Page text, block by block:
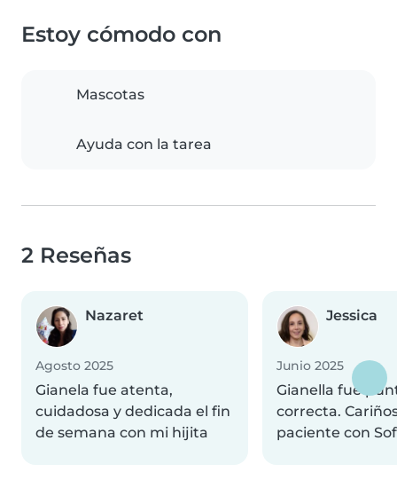
Estoy cómodo con
Mascotas
Ayuda con la tarea
2 Reseñas
Nazaret
Agosto 2025
Gianela fue atenta,
cuidadosa y dedicada el fin
de semana con mi hijita
Jessica
Junio 2025
Gianella fue
correcta.
paciente con